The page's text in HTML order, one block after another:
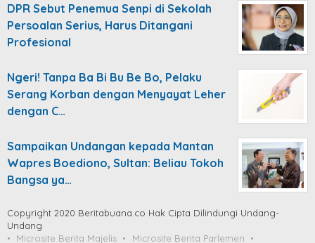
DPR Sebut Penemua Senpi di Sekolah
Persoalan Serius, Harus Ditangani
Profesional
Ngeri! Tanpa Ba Bi Bu Be Bo, Pelaku
Serang Korban dengan Menyayat Leher
dengan C…
Sampaikan Undangan kepada Mantan
Wapres Boediono, Sultan: Beliau Tokoh
Bangsa ya…
Copyright 2020 Beritabuana.co Hak Cipta Dilindungi Undang-
Undang
Microsite Berita Majelis
Microsite Berita Parlemen